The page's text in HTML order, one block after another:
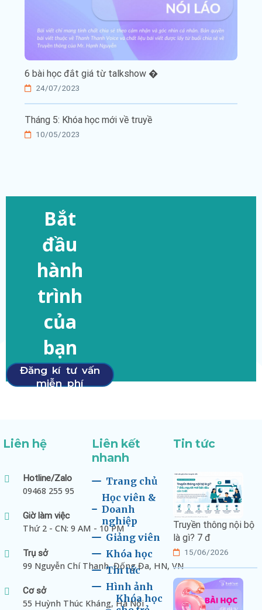
6 bài học đắt giá từ talkshow �
24/07/2023
Tháng 5: Khóa học mới về truyề
10/05/2023
Bắt
đầu
hành
trình
của
bạn
Đăng kí tư vấn
miễn phí
Liên hệ
Hotline/Zalo
09468 255 95
Giờ làm việc
Thứ 2 - CN: 9 AM - 10 PM
Trụ sở
99 Nguyễn Chí Thanh, Đống Đa, HN, VN
Cơ sở
55 Huỳnh Thúc Kháng, Hà Nội
Liên kết
nhanh
Trang chủ
Học viên &
Doanh
nghiệp
Giảng viên
Khóa học
Tin tức
Hình ảnh
Khóa học
Tin tức
Truyền thông nội bộ
là gì? 7 đ
15/06/2026